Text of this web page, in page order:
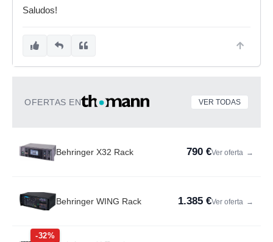
Saludos!
OFERTAS EN VER TODAS
Behringer X32 Rack 790 €Ver oferta →
Behringer WING Rack 1.385 €Ver oferta →
-32%